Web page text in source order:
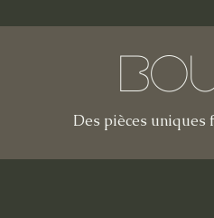
Des pièces uniques